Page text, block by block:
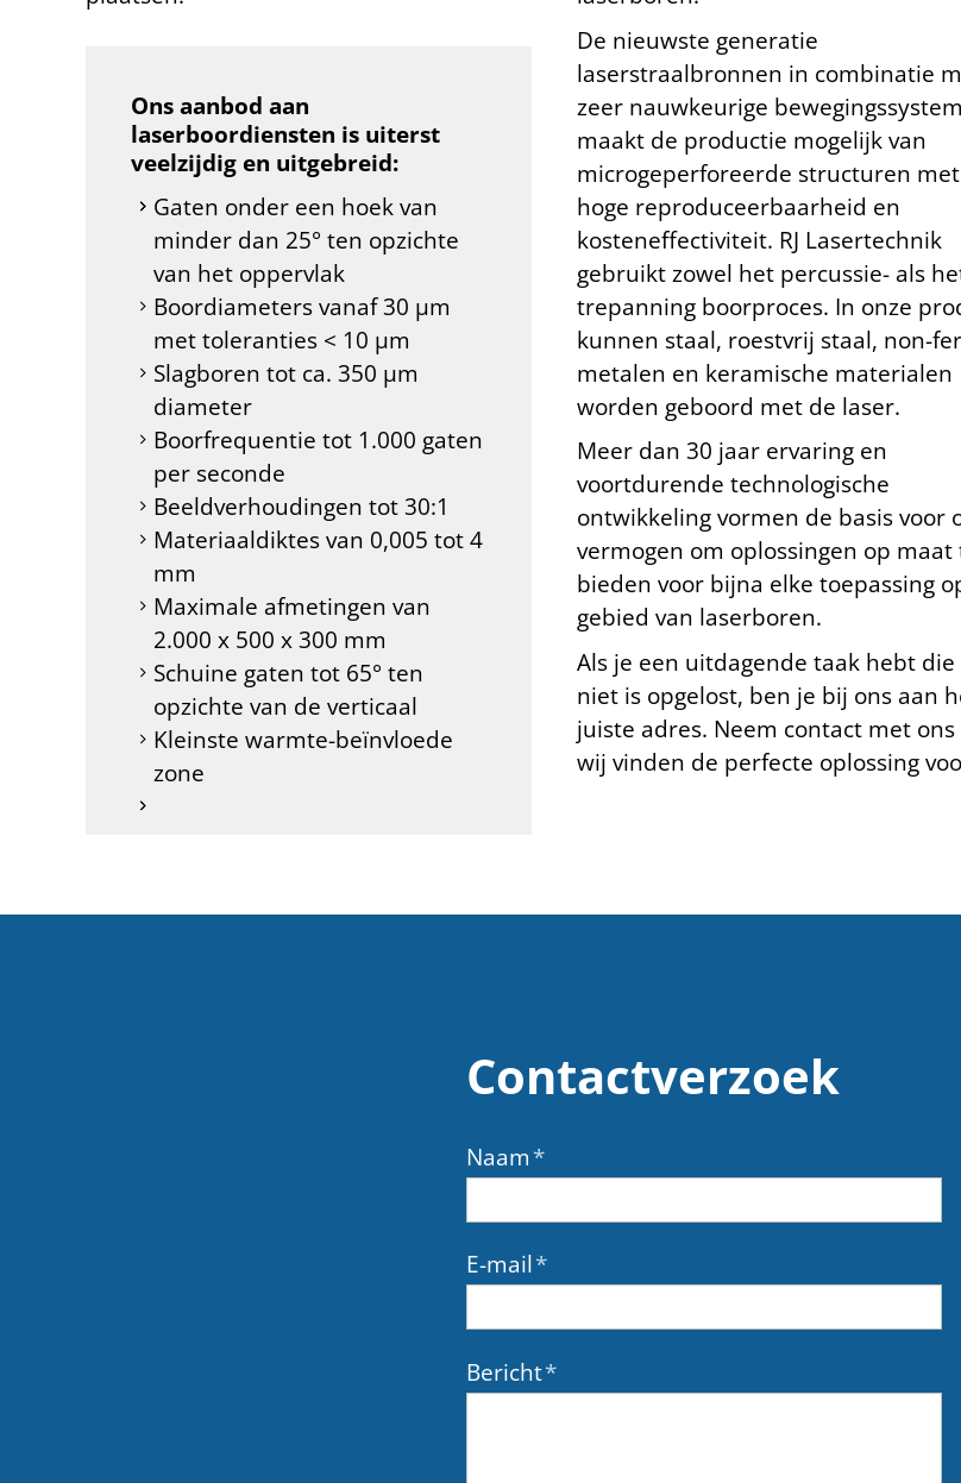
Ons aanbod aan
laserboordiensten is uiterst
veelzijdig en uitgebreid:
Gaten onder een hoek van
minder dan 25° ten opzichte
van het oppervlak
Boordiameters vanaf 30 µm
met toleranties < 10 µm
Slagboren tot ca. 350 µm
diameter
Boorfrequentie tot 1.000 gaten
per seconde
Beeldverhoudingen tot 30:1
Materiaaldiktes van 0,005 tot 4
mm
Maximale afmetingen van
2.000 x 500 x 300 mm
Schuine gaten tot 65° ten
opzichte van de verticaal
Kleinste warmte-beïnvloede
zone
De nieuwste generatie
laserstraalbronnen in combinatie
zeer nauwkeurige
maakt de productie mogelijk van
microgeperforeerde structuren
hoge reproduceerbaarheid en
kosteneffectiviteit. RJ Lasertechnik
gebruikt zowel het percussie- als
trepanning boorproces. In onze
kunnen staal, roestvrij staal, non-
metalen en keramische materialen
worden geboord met de laser.
Meer dan 30 jaar ervaring en
voortdurende technologische
ontwikkeling vormen de basis voor
vermogen om oplossingen op maat
bieden voor bijna elke toepassing
gebied van laserboren.
Als je een uitdagende taak hebt die
niet is opgelost, ben je bij ons aan
juiste adres. Neem contact met ons
wij vinden de perfecte oplossing
Contactverzoek
Naam*
E-mail*
Bericht*